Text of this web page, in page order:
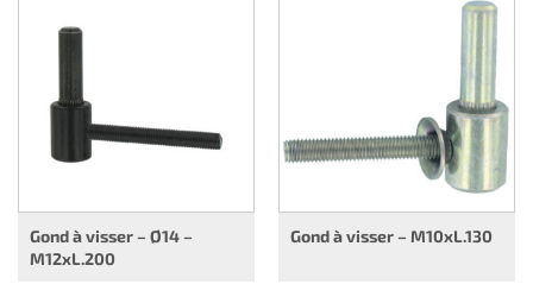
Gond à visser – Ø14 –
M12xL.200
Gond à visser – M10xL.130